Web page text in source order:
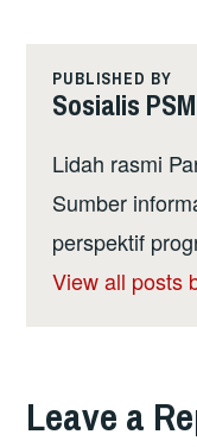
PUBLISHED BY
Sosialis PSM
Lidah rasmi
Sumber
perspektif
View all posts
Leave a